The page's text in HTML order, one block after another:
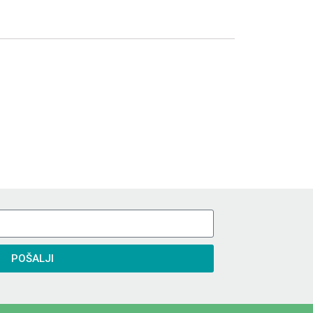
POŠALJI